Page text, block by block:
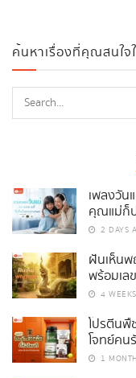
ค้นหาเรื่องที่คุณสนใจ
เพลงวัน
คุณแม่ก็ป
2 DAYS
ฝันเห็นพ
พร้อมเล
4
โปรตีนพื
โจทย์คน
1